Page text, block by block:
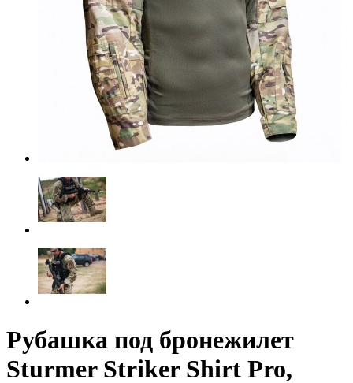
Рубашка под бронежилет
Sturmer Striker Shirt Pro,